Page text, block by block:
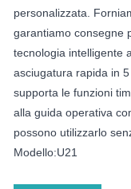
personalizzata.
garantiamo consegne
tecnologia intelligente
asciugatura rapida in
supporta le funzioni
alla guida operativa
possono utilizzarlo
Modello:U21